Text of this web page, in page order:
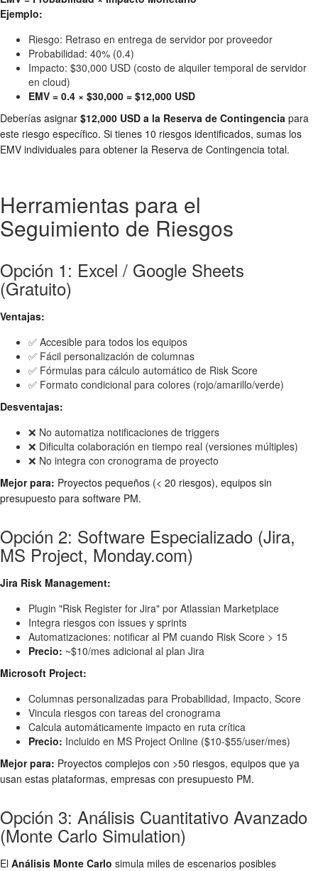
Ejemplo:
Riesgo: Retraso en entrega de servidor por proveedor
Probabilidad: 40% (0.4)
Impacto: $30,000 USD (costo de alquiler temporal de servidor
en cloud)
EMV = 0.4 × $30,000 = $12,000 USD
Deberías asignar $12,000 USD a la Reserva de Contingencia para
este riesgo específico. Si tienes 10 riesgos identificados, sumas los
EMV individuales para obtener la Reserva de Contingencia total.
Herramientas para el
Seguimiento de Riesgos
Opción 1: Excel / Google Sheets
(Gratuito)
Ventajas:
✅ Accesible para todos los equipos
✅ Fácil personalización de columnas
✅ Fórmulas para cálculo automático de Risk Score
✅ Formato condicional para colores (rojo/amarillo/verde)
Desventajas:
❌ No automatiza notificaciones de triggers
❌ Dificulta colaboración en tiempo real (versiones múltiples)
❌ No integra con cronograma de proyecto
Mejor para: Proyectos pequeños (< 20 riesgos), equipos sin
presupuesto para software PM.
Opción 2: Software Especializado (Jira,
MS Project, Monday.com)
Jira Risk Management:
Plugin "Risk Register for Jira" por Atlassian Marketplace
Integra riesgos con issues y sprints
Automatizaciones: notificar al PM cuando Risk Score > 15
Precio: ~$10/mes adicional al plan Jira
Microsoft Project:
Columnas personalizadas para Probabilidad, Impacto, Score
Vincula riesgos con tareas del cronograma
Calcula automáticamente impacto en ruta crítica
Precio: Incluido en MS Project Online ($10-$55/user/mes)
Mejor para: Proyectos complejos con >50 riesgos, equipos que ya
usan estas plataformas, empresas con presupuesto PM.
Opción 3: Análisis Cuantitativo Avanzado
(Monte Carlo Simulation)
El Análisis Monte Carlo simula miles de escenarios posibles